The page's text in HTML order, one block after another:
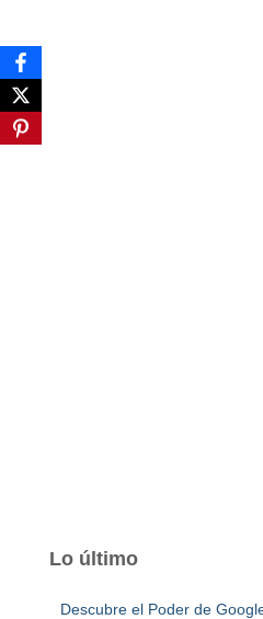
Lo último
Descubre el Poder de